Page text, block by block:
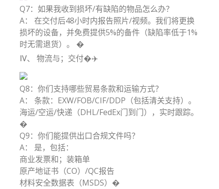
Q7：如果我收到损坏/有缺陷的物品怎么办？
A： 在交付后48小时内报告照片/视频。我们将更换
损坏的设备，并免费提供5%的备件（缺陷率低于1%
时无需退货）。 �️
IV、 物流与；交付�✈️
Q8：你们支持哪些贸易条款和运输方式？
A： 条款：EXW/FOB/CIF/DDP（包括清关支持）。
海运/空运/快递（DHL/FedEx门到门），实时跟踪。
�
Q9：你们能提供出口合规文件吗？
A： 是，包括：
商业发票和；装箱单
原产地证书（CO）/QC报告
材料安全数据表（MSDS）�